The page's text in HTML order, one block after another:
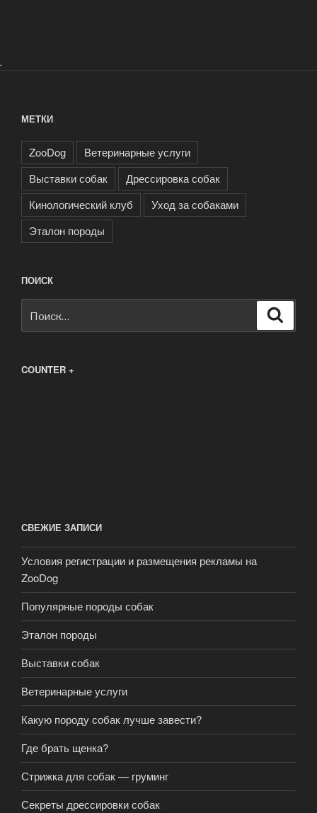
.
МЕТКИ
ZooDog
Ветеринарные услуги
Выставки собак
Дрессировка собак
Кинологический клуб
Уход за собаками
Эталон породы
ПОИСК
COUNTER +
СВЕЖИЕ ЗАПИСИ
Условия регистрации и размещения рекламы на
ZooDog
Популярные породы собак
Эталон породы
Выставки собак
Ветеринарные услуги
Какую породу собак лучше завести?
Где брать щенка?
Стрижка для собак — груминг
Секреты дрессировки собак